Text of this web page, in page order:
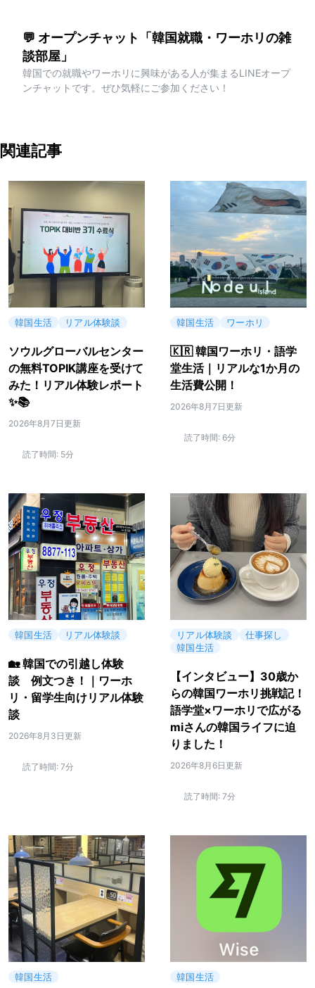
💬 オープンチャット「韓国就職・ワーホリの雑
談部屋」
韓国での就職やワーホリに興味がある人が集まるLINEオープ
ンチャットです。ぜひ気軽にご参加ください！
関連記事
韓国生活 リアル体験談
ソウルグローバルセンター
の無料TOPIK講座を受けて
みた！リアル体験レポート
✨📚
2026年8月7日更新
読了時間: 5分
韓国生活 ワーホリ
🇰🇷 韓国ワーホリ・語学
堂生活｜リアルな1か月の
生活費公開！
2026年8月7日更新
読了時間: 6分
韓国生活 リアル体験談
🏡 韓国での引越し体験
談 例文つき！｜ワーホ
リ・留学生向けリアル体験
談
2026年8月3日更新
読了時間: 7分
リアル体験談
仕事探し
韓国生活
【インタビュー】30歳か
らの韓国ワーホリ挑戦記！
語学堂×ワーホリで広がる
miさんの韓国ライフに迫
りました！
2026年8月6日更新
読了時間: 7分
韓国生活 韓国生活